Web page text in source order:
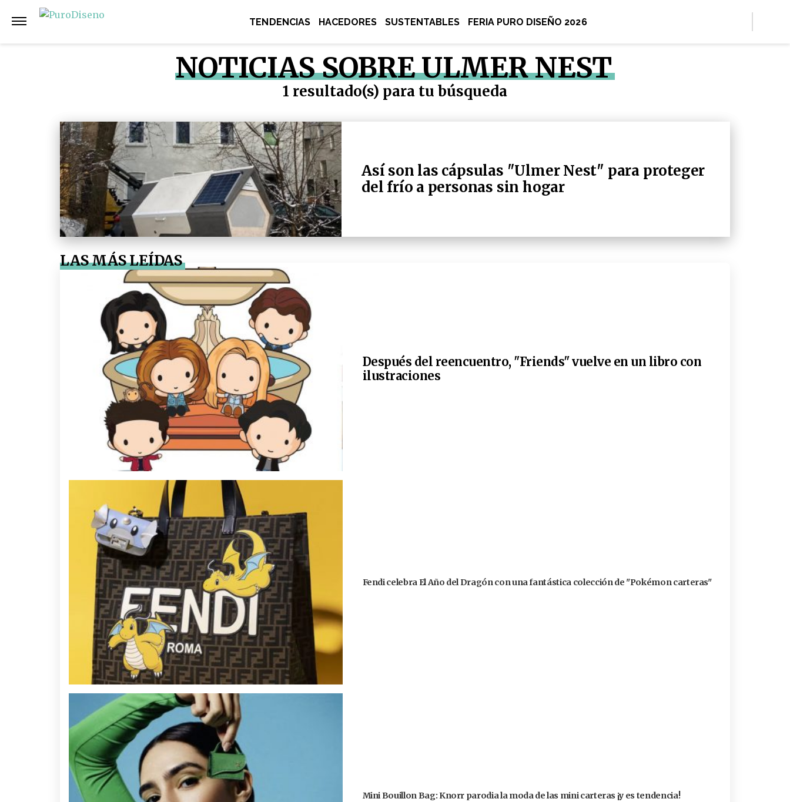
TENDENCIAS HACEDORES SUSTENTABLES FERIA PURO DISEÑO 2026
NOTICIAS SOBRE ULMER NEST
1 resultado(s) para tu búsqueda
Así son las cápsulas "Ulmer Nest" para proteger
del frío a personas sin hogar
LAS MÁS LEÍDAS
Después del reencuentro, "Friends" vuelve en un libro con
ilustraciones
Fendi celebra El Año del Dragón con una fantástica colección de "Pokémon carteras"
Mini Bouillon Bag: Knorr parodia la moda de las mini carteras ¡y es tendencia!